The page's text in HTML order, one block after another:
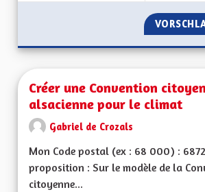
Créer une Convention
alsacienne pour le climat
Gabriel de Crozals
Mon Code postal (ex : 68 000) :
proposition : Sur le modèle de la
citoyenne...